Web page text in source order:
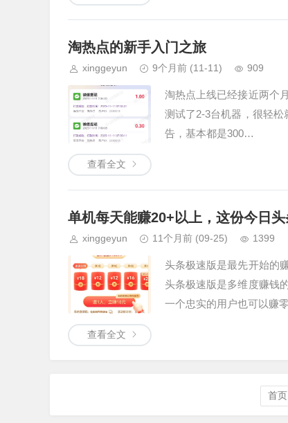
淘热点的新手入门之旅
xinggeyun 9个月前 (11-11) 909
淘热点上线已经接近两个
测试了2-3台机器，很轻
告，基本都是300…
查看全文
单机每天能赚20+以上，这份今日
xinggeyun 11个月前 (09-25) 1399
头条极速版是最先开始的
头条极速版是多维度赚钱
一个忠实的用户也可以赚
查看全文
首页